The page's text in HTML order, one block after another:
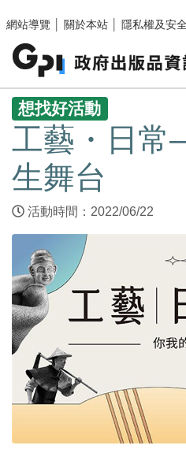
網站導覽
關於本站 隱私權及安
:::
想找好活動
工藝・日常
生舞台
活動時間：2022/06/22